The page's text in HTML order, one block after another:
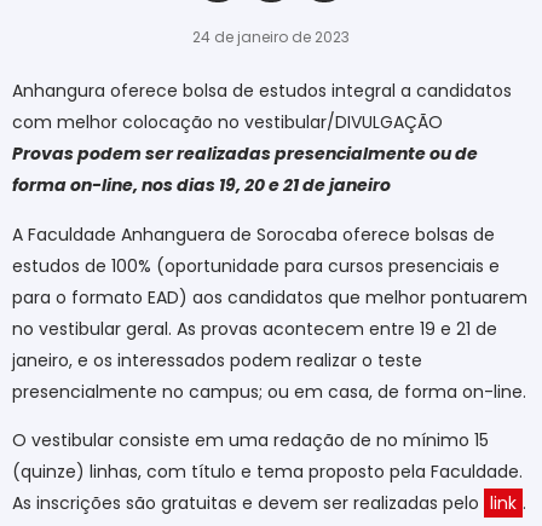
24 de janeiro de 2023
Anhangura oferece bolsa de estudos integral a candidatos
com melhor colocação no vestibular/DIVULGAÇÃO
Provas podem ser realizadas presencialmente ou de
forma on-line, nos dias 19, 20 e 21 de janeiro
A Faculdade Anhanguera de Sorocaba oferece bolsas de
estudos de 100% (oportunidade para cursos presenciais e
para o formato EAD) aos candidatos que melhor pontuarem
no vestibular geral. As provas acontecem entre 19 e 21 de
janeiro, e os interessados podem realizar o teste
presencialmente no campus; ou em casa, de forma on-line.
O vestibular consiste em uma redação de no mínimo 15
(quinze) linhas, com título e tema proposto pela Faculdade.
As inscrições são gratuitas e devem ser realizadas pelo link .